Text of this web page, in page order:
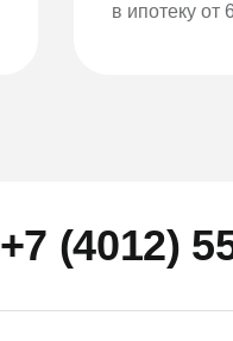
в ипотеку от
+7 (4012)